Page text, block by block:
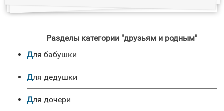
Разделы категории "друзьям и родным"
для бабушки
для дедушки
для дочери